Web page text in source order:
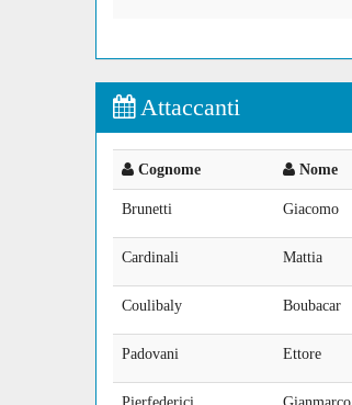
Attaccanti
Cognome Nome
Brunetti Giacomo
Cardinali Mattia
Coulibaly Boubacar
Padovani Ettore